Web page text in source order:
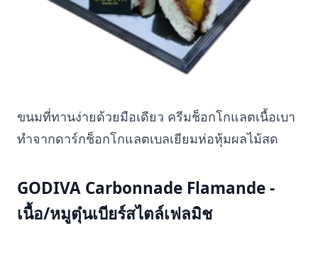
ขนมที่ทานง่ายด้วยมือเดียว ครีมช็อกโกแลตเนื้อเบา
ทำจากดาร์กช็อกโกแลตเบลเยียมห่อหุ้มผลไม้สด
GODIVA Carbonnade Flamande -
เนื้อ/หมูตุ๋นเบียร์สไตล์เฟลมิช